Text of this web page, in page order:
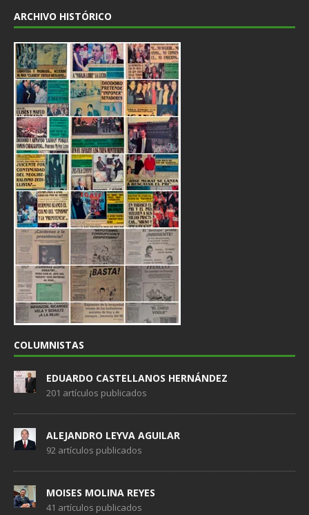
ARCHIVO HISTÓRICO
COLUMNISTAS
EDUARDO CASTELLANOS HERNÁNDEZ
201 artículos publicados
ALEJANDRO LEYVA AGUILAR
92 artículos publicados
MOISES MOLINA REYES
41 artículos publicados